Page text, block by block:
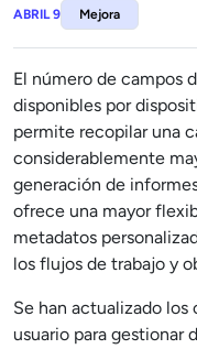
ABRIL 9 Mejora
El número de campos
disponibles por
permite recopilar una
considerablemente
generación de
ofrece una mayor
metadatos
los flujos de trabajo y
Se han actualizado
usuario para